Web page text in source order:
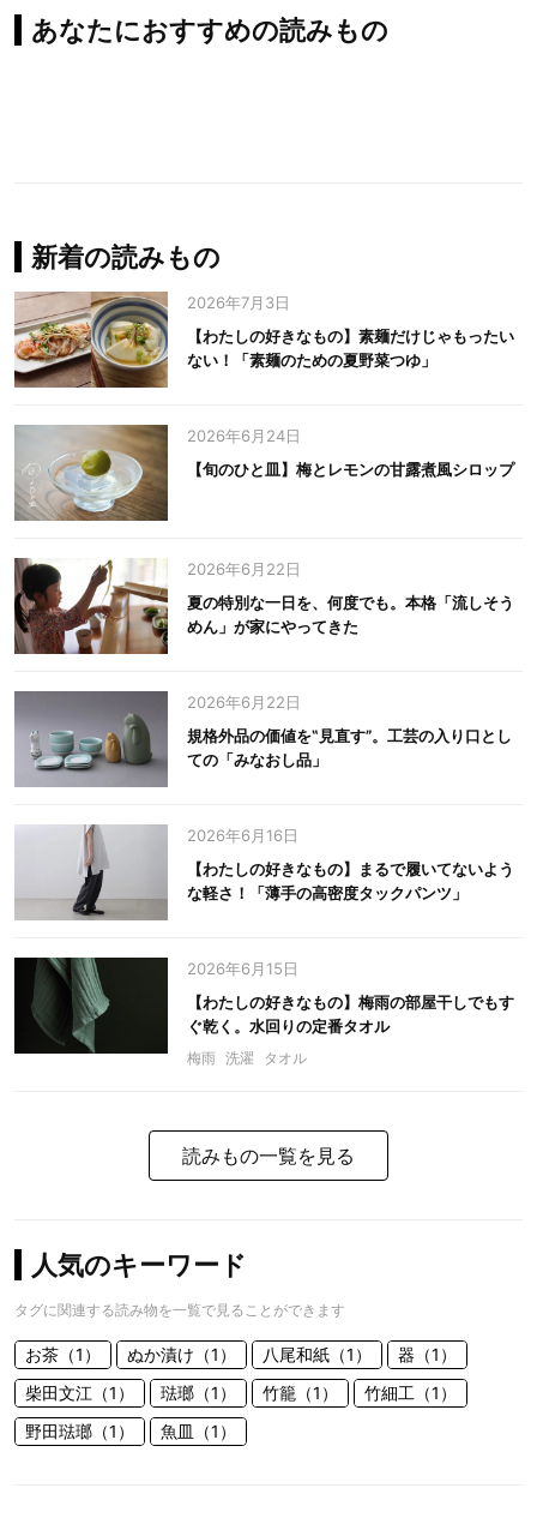
あなたにおすすめの読みもの
新着の読みもの
2026年7月3日
【わたしの好きなもの】素麺だけじゃもったい
ない！「素麺のための夏野菜つゆ」
2026年6月24日
【旬のひと皿】梅とレモンの甘露煮風シロップ
2026年6月22日
夏の特別な一日を、何度でも。本格「流しそう
めん」が家にやってきた
2026年6月22日
規格外品の価値を‟見直す”。工芸の入り口とし
ての「みなおし品」
2026年6月16日
【わたしの好きなもの】まるで履いてないよう
な軽さ！「薄手の高密度タックパンツ」
2026年6月15日
【わたしの好きなもの】梅雨の部屋干しでもす
ぐ乾く。水回りの定番タオル
梅雨 洗濯 タオル
読みもの一覧を見る
人気のキーワード
タグに関連する読み物を一覧で見ることができます
お茶（1） ぬか漬け（1） 八尾和紙（1）
器（1）
柴田文江（1）
琺瑯（1） 竹籠（1）
竹細工（1）
野田琺瑯（1）
魚皿（1）